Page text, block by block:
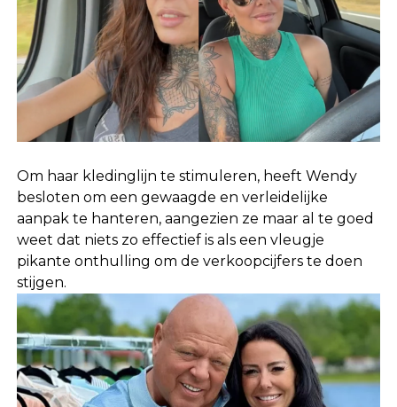
Om haar kledinglijn te stimuleren, heeft Wendy
besloten om een gewaagde en verleidelijke
aanpak te hanteren, aangezien ze maar al te goed
weet dat niets zo effectief is als een vleugje
pikante onthulling om de verkoopcijfers te doen
stijgen.